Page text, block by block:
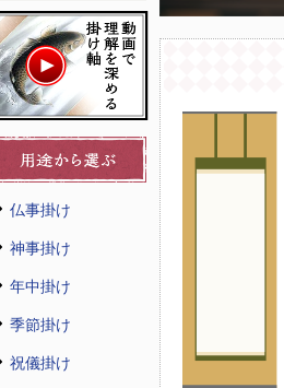
仏事掛け
神事掛け
年中掛け
季節掛け
祝儀掛け